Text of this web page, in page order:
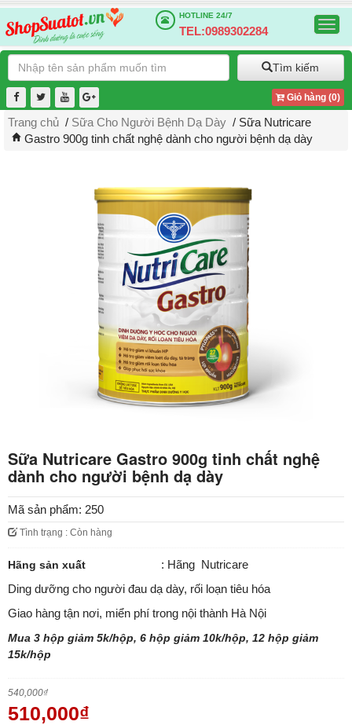
HOTLINE 24/7
TEL:0989302284
Tìm kiếm
Giỏ hàng (0)
Trang chủ / Sữa Cho Người Bệnh Dạ Dày / Sữa Nutricare
Gastro 900g tinh chất nghệ dành cho người bệnh dạ dày
Sữa Nutricare Gastro 900g tinh chất nghệ
dành cho người bệnh dạ dày
Mã sản phẩm: 250
Tình trạng : Còn hàng
Hãng sản xuất
: Hãng Nutricare
Ding dưỡng cho người đau dạ dày, rối loạn tiêu hóa
Giao hàng tận nơi, miển phí trong nội thành Hà Nội
Mua 3 hộp giảm 5k/hộp, 6 hộp giảm 10k/hộp, 12 hộp giảm
15k/hộp
540,000₫
510,000₫